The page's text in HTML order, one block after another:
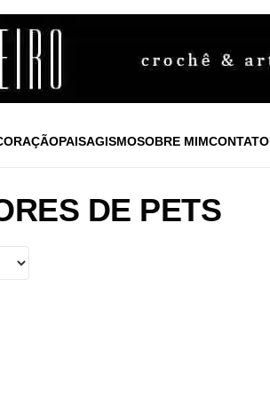
PAISAGISMOSOBRE MIMCONTATO
DE PETS